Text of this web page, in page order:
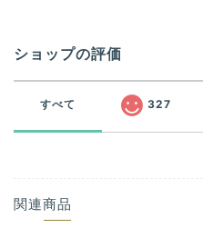
ショップの評価
すべて 327
関連商品